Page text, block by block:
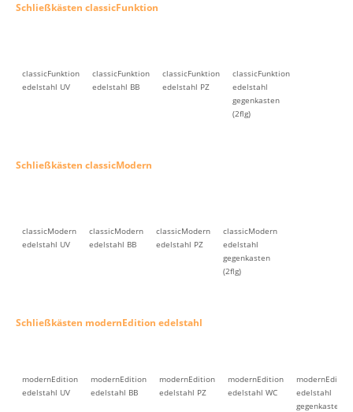
Schließkästen classicFunktion
classicFunktion
edelstahl UV
classicFunktion
edelstahl BB
classicFunktion
edelstahl PZ
classicFunktion
edelstahl
gegenkasten
(2flg)
Schließkästen classicModern
classicModern
edelstahl UV
classicModern
edelstahl BB
classicModern
edelstahl PZ
classicModern
edelstahl
gegenkasten
(2flg)
Schließkästen modernEdition edelstahl
modernEdition
edelstahl UV
modernEdition
edelstahl BB
modernEdition
edelstahl PZ
modernEdition
edelstahl WC
modernEdition
edelstahl
gegenkasten